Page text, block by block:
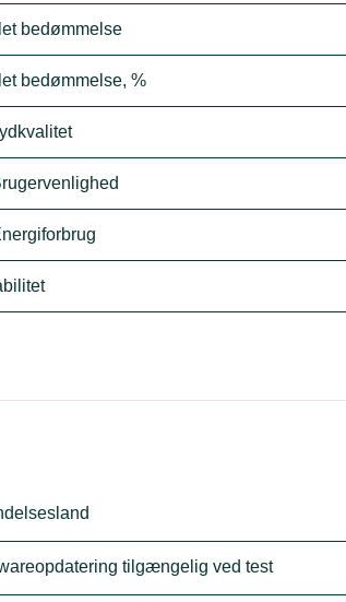
bedømmelse
bedømmelse, %
tilgængelig ved test